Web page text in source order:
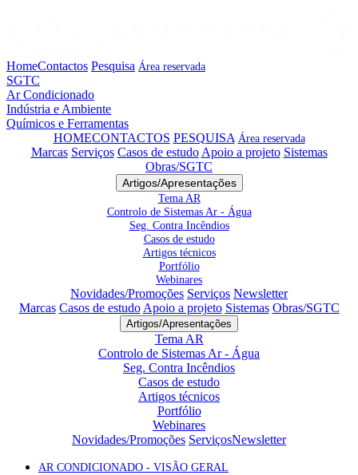
HomeContactos Pesquisa Área reservada
SGTC
Ar Condicionado
Indústria e Ambiente
Químicos e Ferramentas
HOMECONTACTOS PESQUISA Área reservada
Marcas Serviços Casos de estudo Apoio a projeto Sistemas
Obras/SGTC
Artigos/Apresentações
Tema AR
Controlo de Sistemas Ar - Água
Seg. Contra Incêndios
Casos de estudo
Artigos técnicos
Portfólio
Webinares
Novidades/Promoções Serviços Newsletter
Marcas Casos de estudo Apoio a projeto Sistemas Obras/SGTC
Artigos/Apresentações
Tema AR
Controlo de Sistemas Ar - Água
Seg. Contra Incêndios
Casos de estudo
Artigos técnicos
Portfólio
Webinares
Novidades/Promoções ServiçosNewsletter
AR CONDICIONADO - VISÃO GERAL